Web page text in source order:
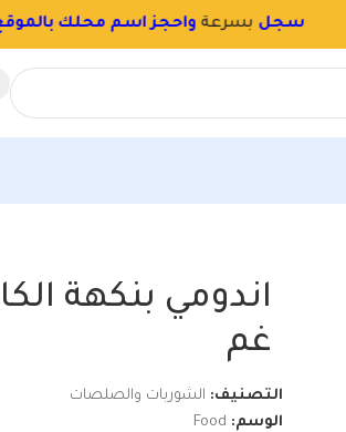
غم
التصنيف: الشوربات والصلصات
الوسم: Food
احجز اسم محلك بالموقع